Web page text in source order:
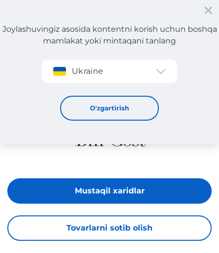
Roʻyxatdan oʻtish
Joylashuvingiz asosida kontentni korish uchun boshqa
mamlakat yoki mintaqani tanlang
Ukraine
O'zgartirish
Bill Cost
Tovarlarni sotib olish
Mustaqil xaridlar